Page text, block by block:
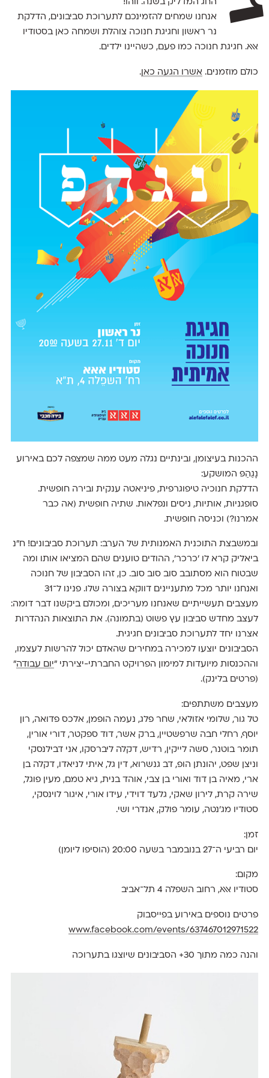
החג המדליק בשנה. ווהו!
אנחנו שמחים להזמינכם לתערוכת סביבונים, הדלקת
נר ראשון וחגיגת חנוכה צוהלת ושמחה כאן בסטודיו
אאא. חגיגת חנוכה כמו פעם, כשהיינו ילדים.
כולם מוזמנים. אשרו הגעה כאן .
ההכנות בעיצומן, ובינתיים נגלה מעט ממה שמצפה לכם באירוע
נָגַהַפּ המושקע:
הדלקת חנוכיה טיפוגרפית, פיניאטה ענקית ובירה חופשית.
סופגניות, אותיות, ניסים ונפלאות. שתיה חופשית (אה כבר
אמרנו?) וכניסה חופשית.
ובמשבצת התוכנית האמנותית של הערב: תערוכת סביבונים! ח"נ
ביאליק קרא לו 'כרכר', ההודים טוענים שהם המציאו אותו ומה
שבטוח הוא מסתובב סוב סוב סוב. כן, זהו הסביבון של חנוכה
ואנחנו יותר מכל מתעניינים דווקא בצורה שלו. פנינו ל־31
מעצבים תעשייתיים שאנחנו מעריכים, ומכולם ביקשנו דבר דומה:
לעצב מחדש סביבון עץ פשוט (בתמונה). את התוצאות הנהדרות
אצרנו יחד לתערוכת סביבונים חגיגית.
הסביבונים יוצעו למכירה במחירים שהאדם יכול להרשות לעצמו,
וההכנסות מיועדות למימון הפרויקט החברתי-יצירתי "יום עבודה"
(פרטים בלינק).
מעצבים משתתפים:
טל גור, שלומי אזולאי, שחר פלג, נעמה הופמן, אלכס פדואה, רון
יוסף, רחלי חבה שרפשטיין, ברק אשר, דוד ספקטר, דורי אורין,
תומר בוטנר, סשה לייקין, רדיש, דקלה ליברסקו, אני דבילנסקי
וניצן שפט, יהונתן הופ, דב גנשרוא, דין גל, איתי לניאדו, דקלה בן
ארי, מאיה בן דוד ואורי בן צבי, אוהד בנית, גיא טמם, מעין פוגל,
שירה קרת, לירון שאקי, גלעד דוידי, עידו אורי, איגור לוינסקי,
סטודיו מג'נטה, עומר פולק, אנדרי ושי.
זמן:
יום רביעי ה־27 בנובמבר בשעה 20:00 (הוסיפו ליומן)
מקום:
סטודיו אאא, רחוב השפלה 4 תל־אביב
פרטים נוספים באירוע בפייסבוק
www.facebook.com/events/637467012971522
והנה כמה מתוך 30+ הסביבונים שיוצגו בתערוכה